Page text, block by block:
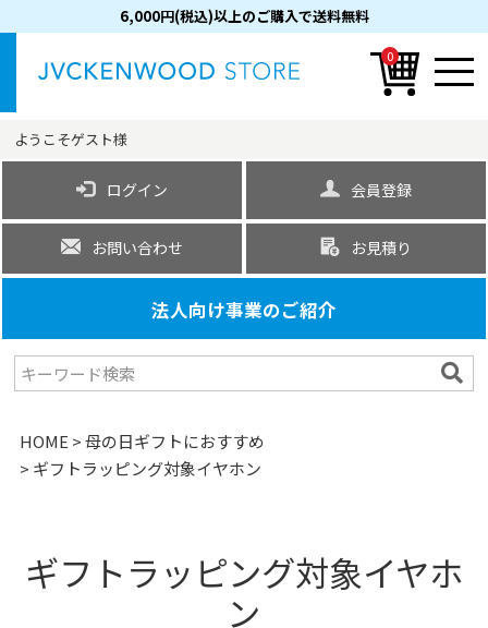
6,000円(税込)以上のご購入で送料無料
0
ようこそゲスト様
ログイン 会員登録
お問い合わせ お見積り
法人向け事業のご紹介
HOME
母の日ギフトにおすすめ
ギフトラッピング対象イヤホン
ギフトラッピング対象イヤホ
ン